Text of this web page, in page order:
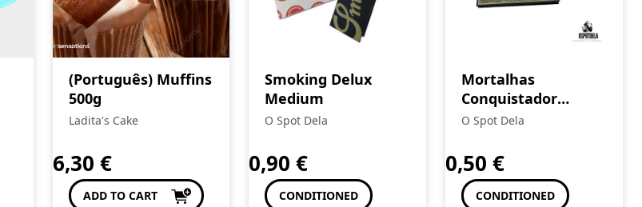
(Português) Muffins
500g
Ladita's Cake
6,30 €
ADD TO CART
Smoking Delux
Medium
O Spot Dela
0,90€
CONDITIONED
Mortalhas
Conquistador
Original – Papel de
Ospotdela
O Spot Dela
0,50€
CONDITIONED